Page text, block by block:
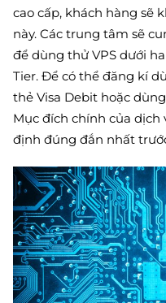
cao cấp, khách hàng sẽ
này. Các trung tâm sẽ
để dùng thử VPS dưới
Tier. Để có thể đăng kí
thẻ Visa Debit hoặc
Mục đích chính của dịch
định đúng đắn nhất